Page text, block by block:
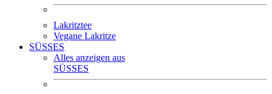
Lakritztee
Vegane Lakritze
SÜSSES
Alles anzeigen aus
SÜSSES